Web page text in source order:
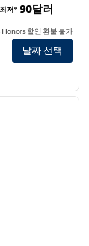
최저* 90달러
Honors 할인 환불 불가
날짜 선택
다음